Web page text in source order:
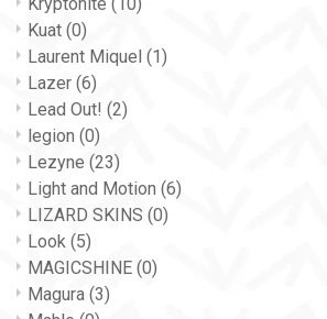
Kuat (0)
Laurent Miquel (1)
Lazer (6)
Lead Out! (2)
legion (0)
Lezyne (23)
Light and Motion (6)
LIZARD SKINS (0)
Look (5)
MAGICSHINE (0)
Magura (3)